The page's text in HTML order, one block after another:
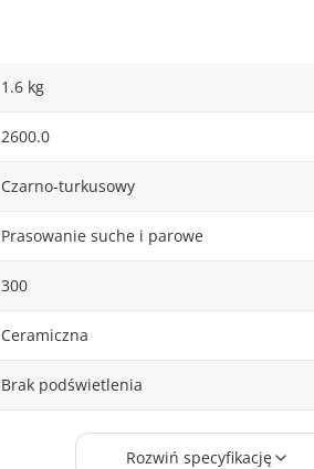
1.6 kg
2600.0
Czarno-turkusowy
Prasowanie suche i parowe
300
Ceramiczna
Brak podświetlenia
Funkcja prasowania w pionie i w poziomie
Rozwiń specyfikację